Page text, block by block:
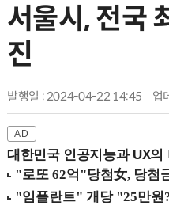
서울시, 전국
진
발행일 : 2024-04-22 14:45 업
대한민국 인공지능과 UX